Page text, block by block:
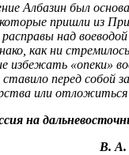
Албазин был
пришли из
над воеводой
как ни стремилось
избежать «опеки»
ставило перед собой
или
на
В. А.